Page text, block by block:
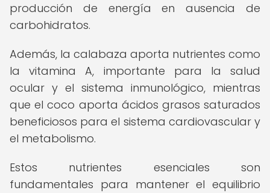
producción de energía en ausencia de
carbohidratos.
Además, la calabaza aporta nutrientes como
la vitamina A, importante para la salud
ocular y el sistema inmunológico, mientras
que el coco aporta ácidos grasos saturados
beneficiosos para el sistema cardiovascular y
el metabolismo.
Estos nutrientes esenciales son
fundamentales para mantener el equilibrio